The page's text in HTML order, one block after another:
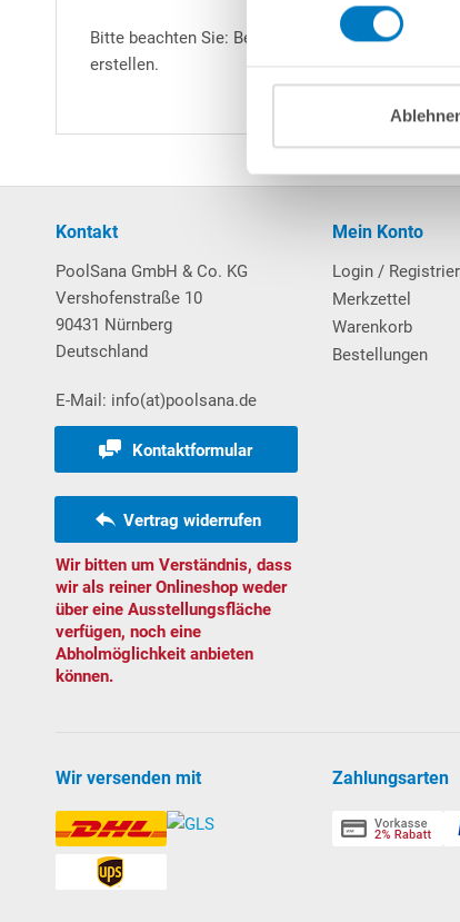
Bitte beachten Sie: Bei der Montage der Pool-
erstellen.
Kontakt
PoolSana GmbH & Co. KG
Vershofenstraße 10
90431 Nürnberg
Deutschland
E-Mail: info(at)poolsana.de
Kontaktformular
Vertrag widerrufen
Wir bitten um Verständnis, dass
wir als reiner Onlineshop weder
über eine Ausstellungsfläche
verfügen, noch eine
Abholmöglichkeit anbieten
können.
Mein Konto
Login /
Merkzettel
Warenkorb
Bestellungen
Wir versenden mit Zahlungsarten